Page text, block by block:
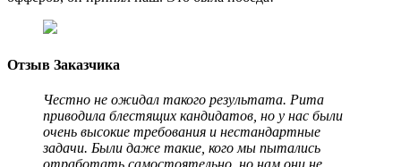
Отзыв Заказчика
Честно не ожидал такого результата. Рита
приводила блестящих кандидатов, но у нас были
очень высокие требования и нестандартные
задачи. Были даже такие, кого мы пытались
отработать самостоятельно, но нам они не